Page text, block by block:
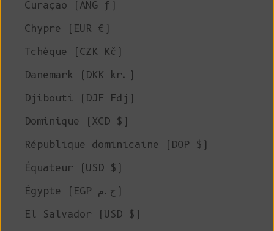
Curaçao (ANG ƒ)
Chypre (EUR €)
Tchèque (CZK Kč)
Danemark (DKK kr.)
Djibouti (DJF Fdj)
Dominique (XCD $)
République dominicaine (DOP $)
Équateur (USD $)
Égypte (EGP ج.م)
El Salvador (USD $)